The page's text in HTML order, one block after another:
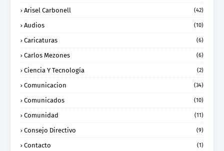
Arisel Carbonell (42)
Audios (10)
Caricaturas (6)
Carlos Mezones (6)
Ciencia Y Tecnología (2)
Comunicacion (34)
Comunicados (10)
Comunidad (11)
Consejo Directivo (9)
Contacto (1)